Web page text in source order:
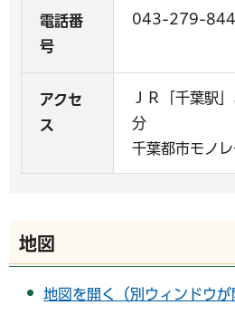
電話番
号
043-279-
アクセ
ス
ＪＲ「千葉駅
分
千葉都市モノ
地図
地図を開く（別ウィンドウが